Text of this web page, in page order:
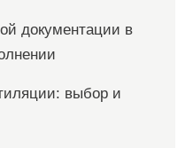
документации в
выбор и